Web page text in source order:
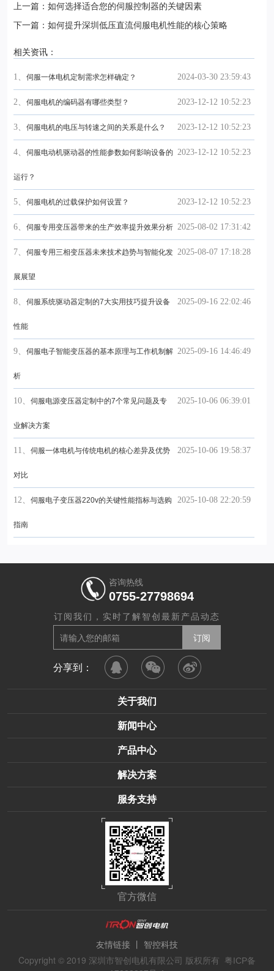
上一篇：如何选择适合您的伺服控制器的关键因素
下一篇：如何提升深圳低压直流伺服电机性能的核心策略
相关资讯：
2024-03-30 23:59:43
1、 伺服一体电机定制需求怎样确定？
2023-12-12 10:52:23
2、 伺服电机的编码器有哪些类型？
2023-12-12 10:52:23
3、 伺服电机的电压与转速之间的关系是什么？
2023-12-12 10:52:23
4、 伺服电动机驱动器的性能参数如何影响设备的
运行？
2023-12-12 10:52:23
5、 伺服电机的过载保护如何设置？
2025-08-02 17:31:42
6、 伺服专用变压器带来的生产效率提升效果分析
2025-08-07 17:18:28
7、 伺服专用三相变压器未来技术趋势与智能化发
展展望
2025-09-16 22:02:46
8、 伺服系统驱动器定制的7大实用技巧提升设备
性能
2025-09-16 14:46:49
9、 伺服电子智能变压器的基本原理与工作机制解
析
2025-10-06 06:39:01
10、 伺服电源变压器定制中的7个常见问题及专
业解决方案
2025-10-06 19:58:37
11、 伺服一体电机与传统电机的核心差异及优势
对比
2025-10-08 22:20:59
12、 伺服电子变压器220v的关键性能指标与选购
指南
咨询热线
0755-27798694
订阅我们，实时了解智创最新产品动态
分享到：
关于我们
新闻中心
产品中心
解决方案
服务支持
官方微信
友情链接 丨 智控科技
Copyright © 2019 深圳市智创电机有限公司 版权所有
粤ICP备